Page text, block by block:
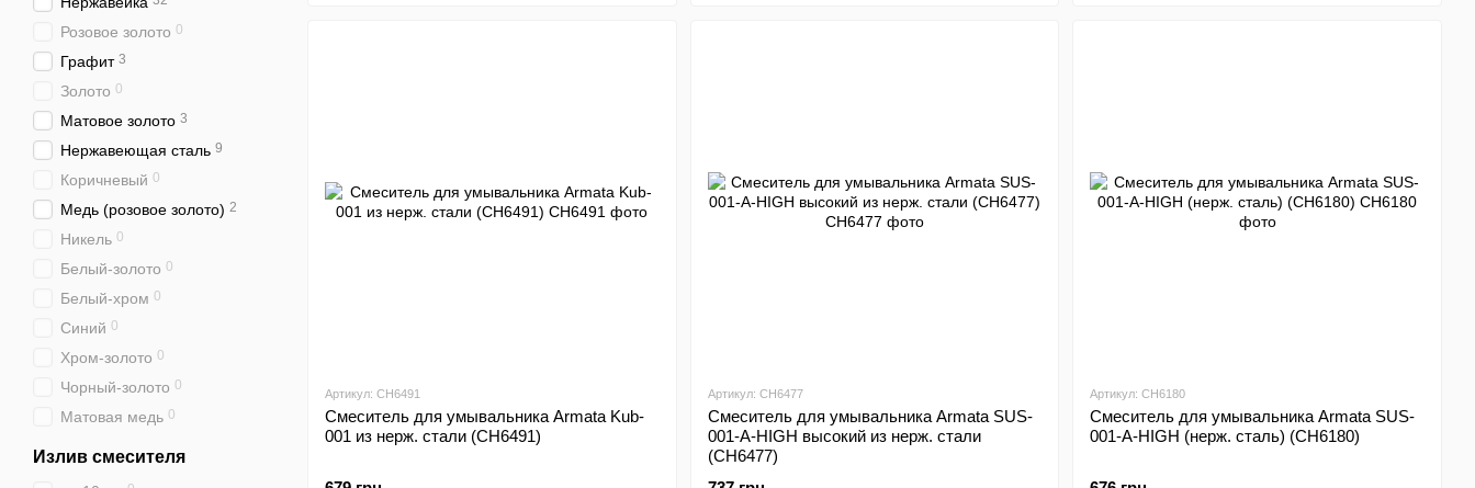
Артикул: CH6491
Смеситель для умывальника Armata Kub-
001 из нерж. стали (CH6491)
Артикул: CH6477
Смеситель для умывальника Armata SUS-
001-A-HIGH высокий из нерж. стали
(CH6477)
Артикул: CH6180
Смеситель для умывальника Armata SUS-
001-A-HIGH (нерж. сталь) (CH6180)
Розовое золото 0
Графит 3
Золото 0
Матовое золото 3
Нержавеющая сталь 9
Коричневый 0
Медь (розовое золото) 2
Никель 0
Белый-золото 0
Белый-хром 0
Синий 0
Хром-золото 0
Чорный-золото 0
Матовая медь 0
Излив смесителя